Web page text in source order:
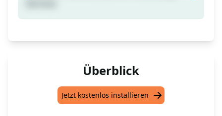
Überblick
Jetzt kostenlos installieren